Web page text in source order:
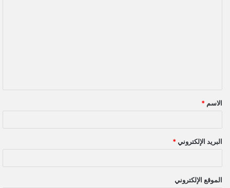
ق
*
الاسم *
البريد الإلكتروني *
الموقع الإلكتروني